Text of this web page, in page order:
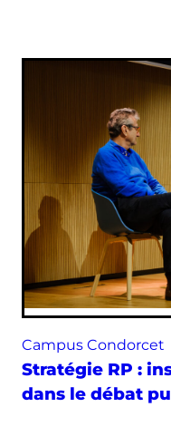
Campus Condorcet
Stratégie RP :
dans le débat